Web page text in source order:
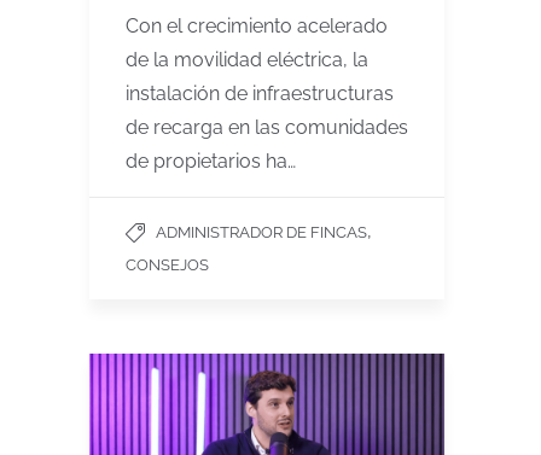
Con el crecimiento acelerado
de la movilidad eléctrica, la
instalación de infraestructuras
de recarga en las comunidades
de propietarios ha…
ADMINISTRADOR DE FINCAS,
CONSEJOS